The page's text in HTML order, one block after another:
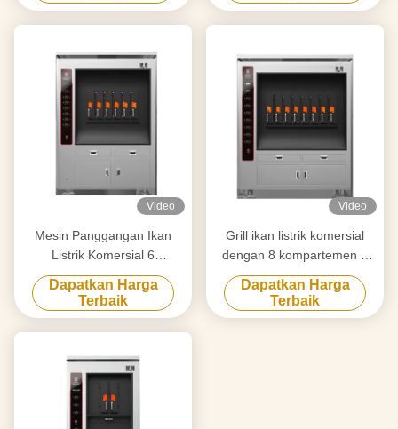
Video
Mesin Panggangan Ikan
Listrik Komersial 6
Kompartemen 350KG
Dapatkan Harga
Terbaik
Video
Grill ikan listrik komersial
dengan 8 kompartemen 8
ikan pada suatu waktu BBQ
Grill Oven Peralatan
Dapatkan Harga
Terbaik